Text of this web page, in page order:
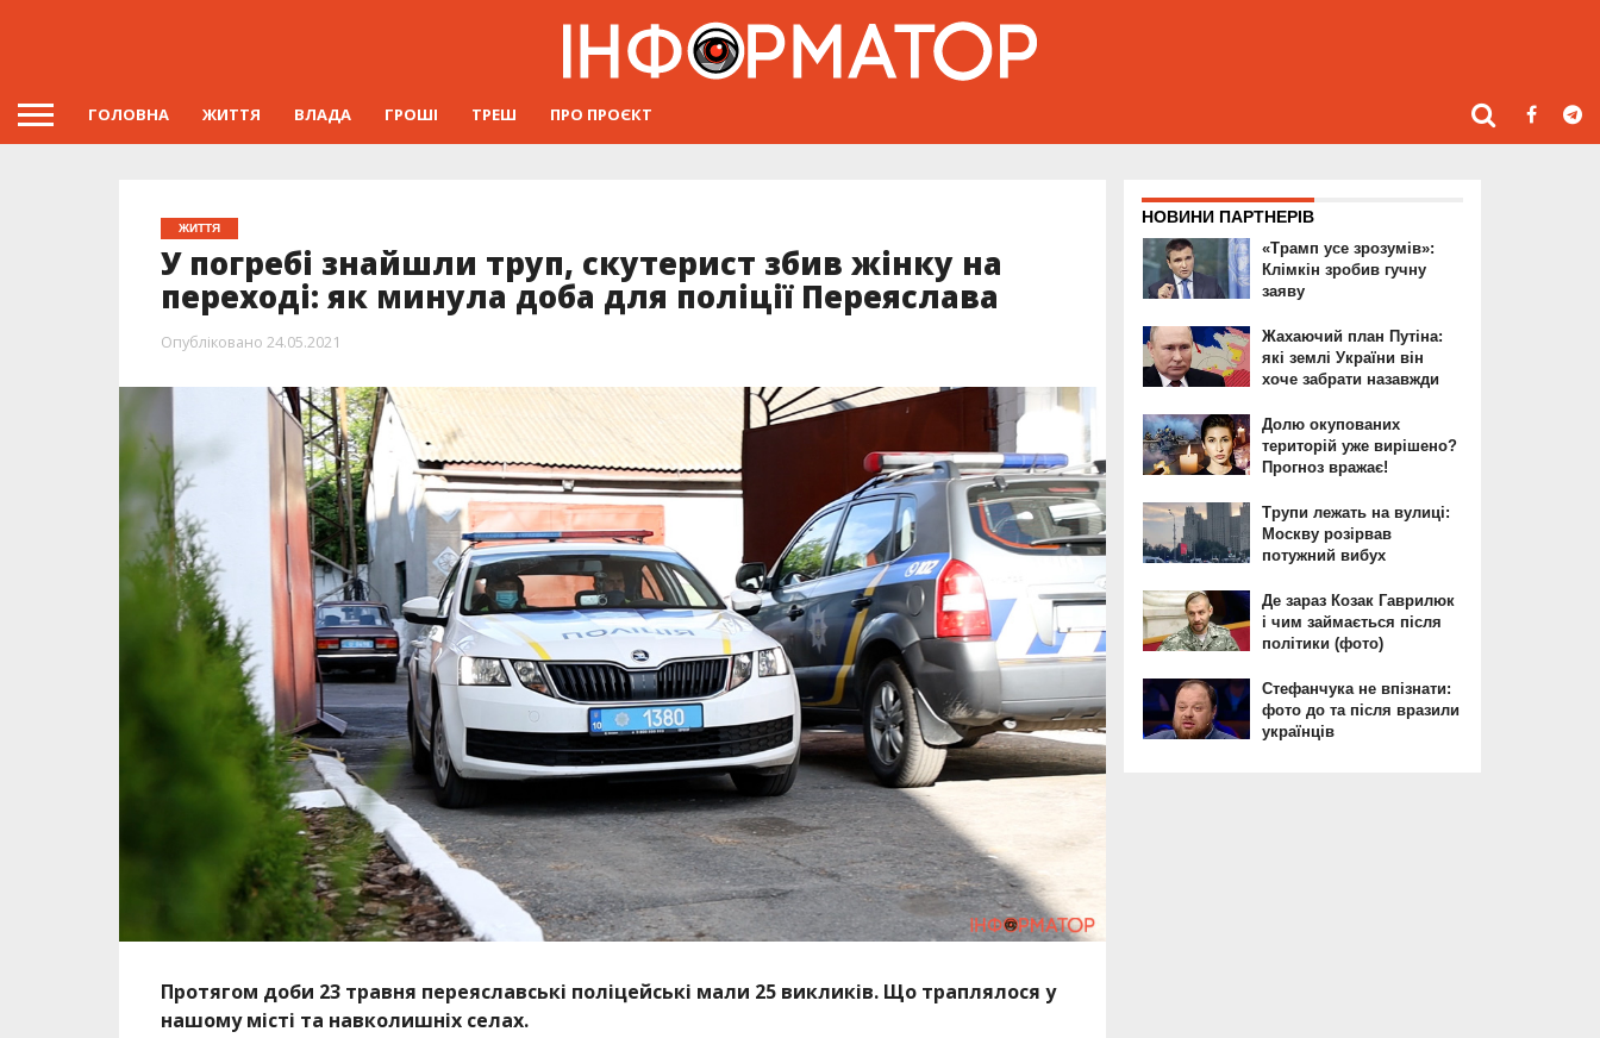
ГОЛОВНА ЖИТТЯ ВЛАДА ГРОШІ ТРЕШ ПРО ПРОЄКТ
ЖИТТЯ
У погребі знайшли труп, скутерист збив жінку на
переході: як минула доба для поліції Переяслава
Опубліковано 24.05.2021
Протягом доби 23 травня переяславські поліцейські мали 25 викликів. Що траплялося у
нашому місті та навколишніх селах.